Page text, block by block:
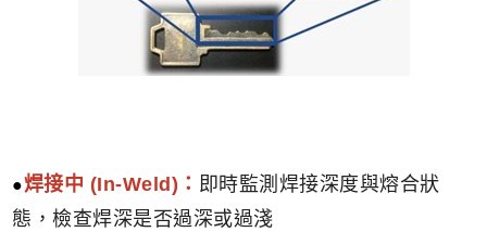
焊接中 (In-Weld)： 即時監測焊接深度與熔合狀
態，檢查焊深是否過深或過淺